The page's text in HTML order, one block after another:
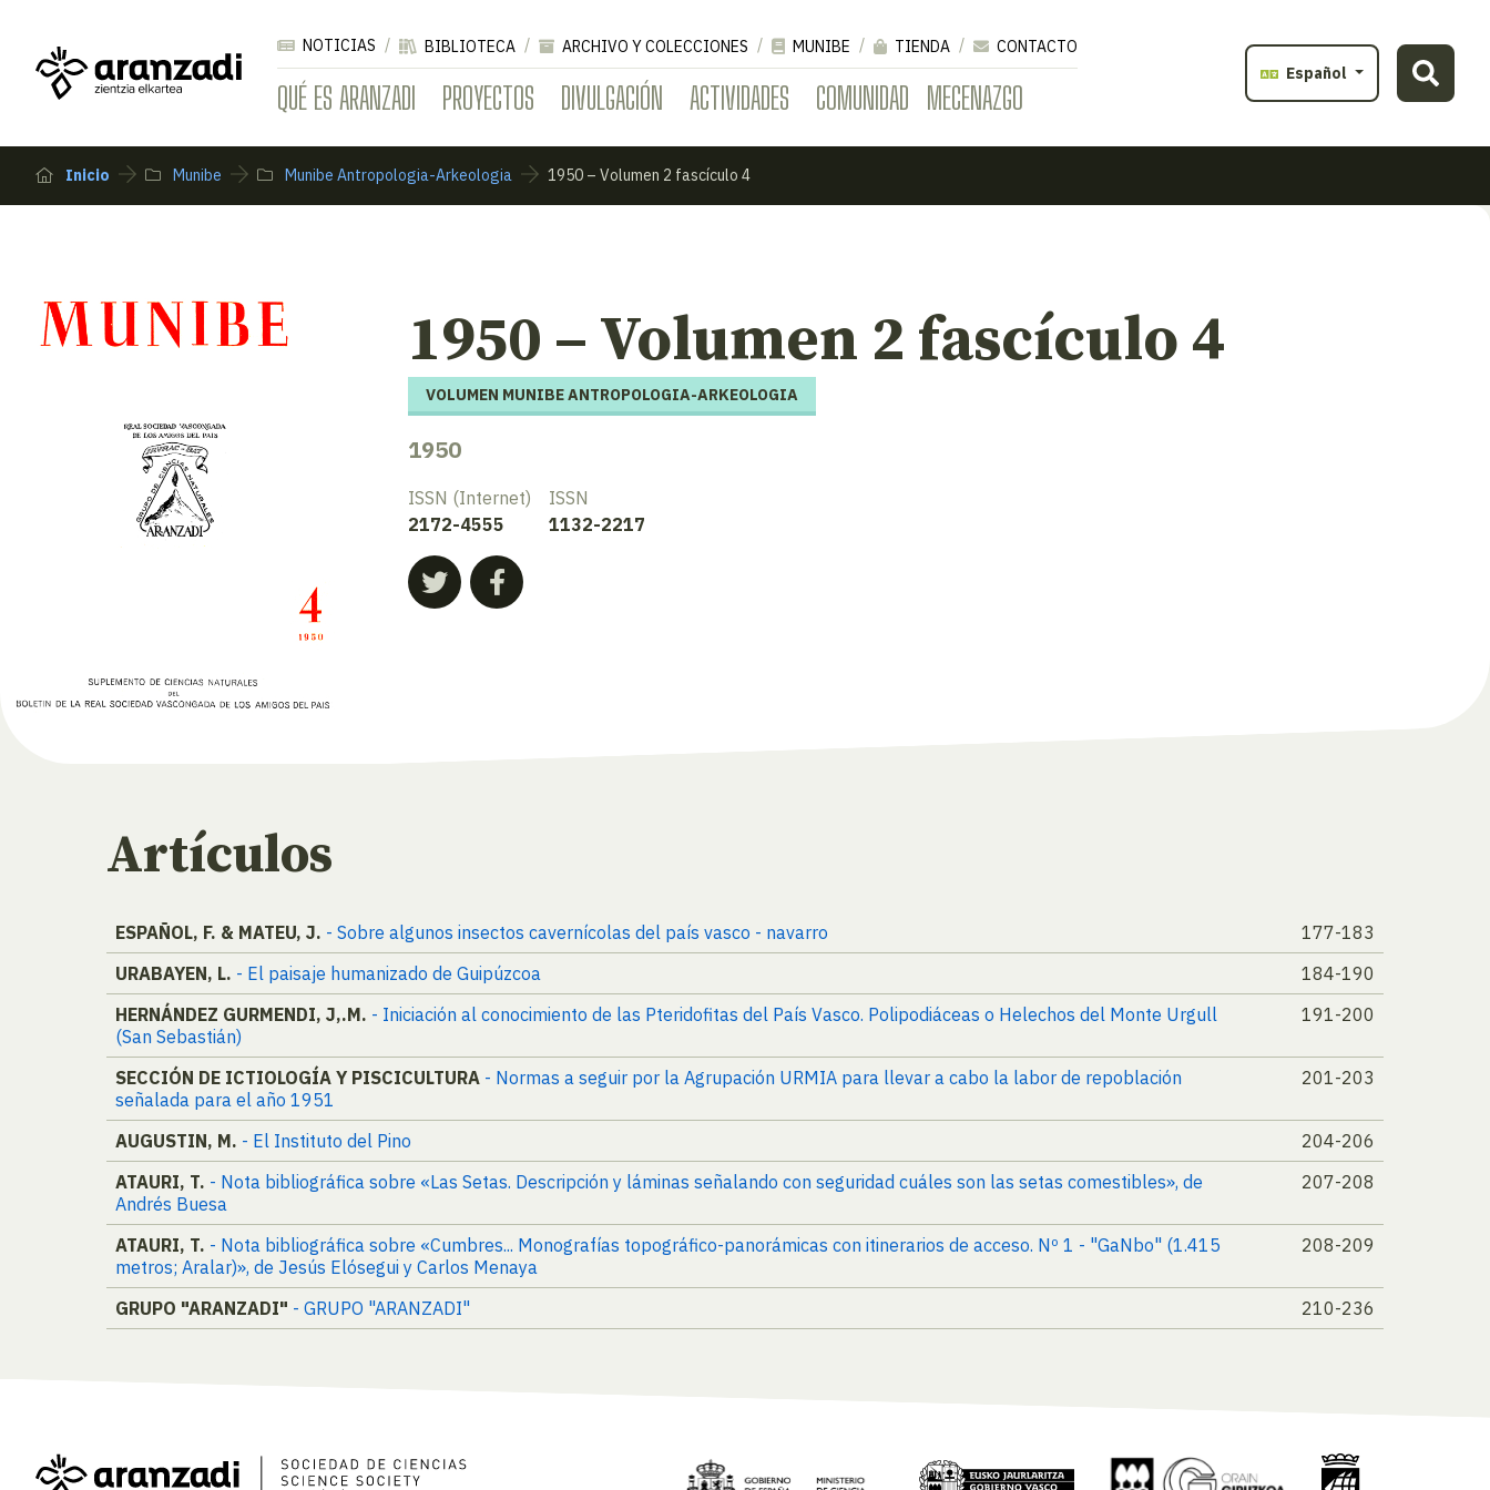
QUÉ ES ARANZADI PROYECTOS DIVULGACIÓN ACTIVIDADES COMUNIDAD MECENAZGO
NOTICIAS BIBLIOTECA ARCHIVO Y COLECCIONES MUNIBE TIENDA
CONTACTO
Español
Inicio Munibe Munibe Antropologia-Arkeologia 1950 – Volumen 2 fascículo 4
1950 – Volumen 2 fascículo 4
VOLUMEN MUNIBE ANTROPOLOGIA-ARKEOLOGIA
1950
ISSN (Internet)
2172-4555
ISSN
1132-2217
Artículos
ESPAÑOL, F. & MATEU, J. - Sobre algunos insectos cavernícolas del país vasco - navarro
177-183
URABAYEN, L. - El paisaje humanizado de Guipúzcoa
184-190
HERNÁNDEZ GURMENDI, J,.M. - Iniciación al conocimiento de las Pteridofitas del País Vasco. Polipodiáceas o Helechos del Monte Urgull
(San Sebastián)
191-200
SECCIÓN DE ICTIOLOGÍA Y PISCICULTURA - Normas a seguir por la Agrupación URMIA para llevar a cabo la labor de repoblación
señalada para el año 1951
201-203
AUGUSTIN, M. - El Instituto del Pino
204-206
ATAURI, T. - Nota bibliográfica sobre «Las Setas. Descripción y láminas señalando con seguridad cuáles son las setas comestibles», de
Andrés Buesa
207-208
ATAURI, T. - Nota bibliográfica sobre «Cumbres... Monografías topográfico-panorámicas con itinerarios de acceso. Nº 1 - "GaNbo" (1.415
metros; Aralar)», de Jesús Elósegui y Carlos Menaya
208-209
GRUPO "ARANZADI" - GRUPO "ARANZADI" 210-236